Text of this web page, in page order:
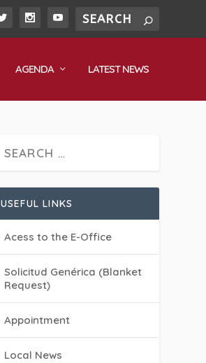
AGENDA LATEST NEWS
USEFUL LINKS
Acess to the E-Office
Solicitud Genérica (Blanket
Request)
Appointment
Local News